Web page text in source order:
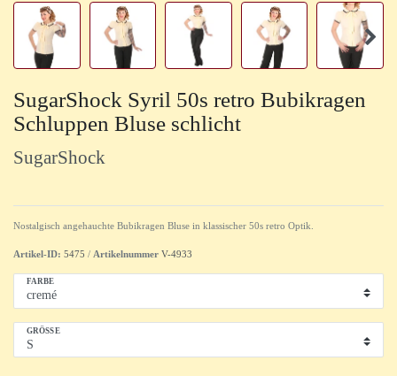
SugarShock Syril 50s retro Bubikragen
Schluppen Bluse schlicht
SugarShock
Nostalgisch angehauchte Bubikragen Bluse in klassischer 50s retro Optik.
Artikel-ID: 5475 / Artikelnummer V-4933
FARBE
GRÖSSE